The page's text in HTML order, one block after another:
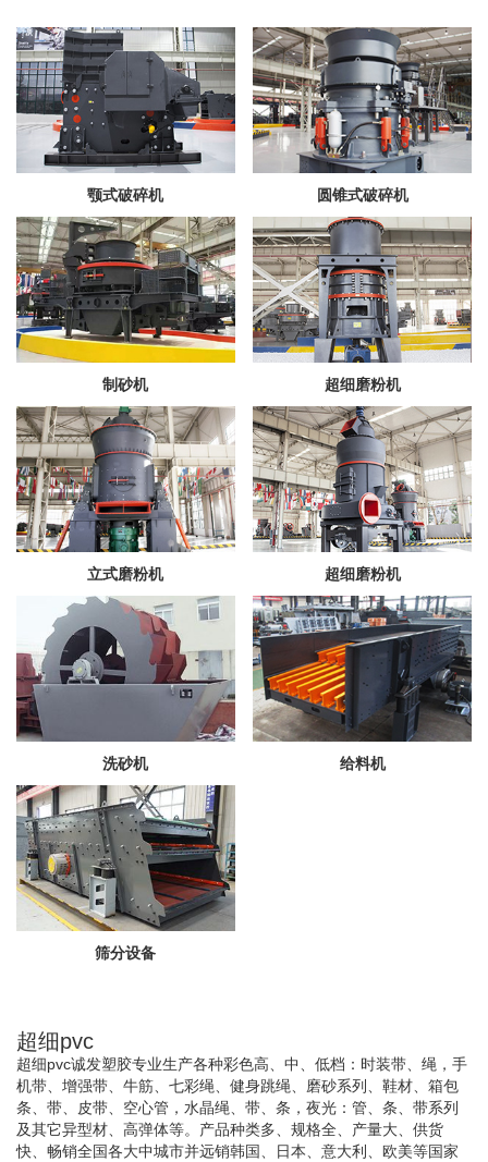
颚式破碎机 圆锥式破碎机
制砂机 超细磨粉机
立式磨粉机 超细磨粉机
洗砂机 给料机
筛分设备
超细pvc
超细pvc诚发塑胶专业生产各种彩色高、中、低档：时装带、绳，手
机带、增强带、牛筋、七彩绳、健身跳绳、磨砂系列、鞋材、箱包
条、带、皮带、空心管，水晶绳、带、条，夜光：管、条、带系列
及其它异型材、高弹体等。产品种类多、规格全、产量大、供货
快、畅销全国各大中城市并远销韩国、日本、意大利、欧美等国家